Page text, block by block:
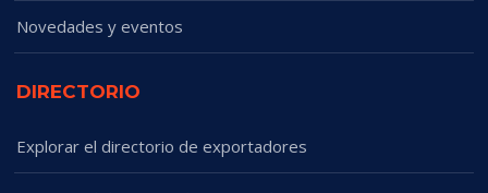
Novedades y eventos
DIRECTORIO
Explorar el directorio de exportadores